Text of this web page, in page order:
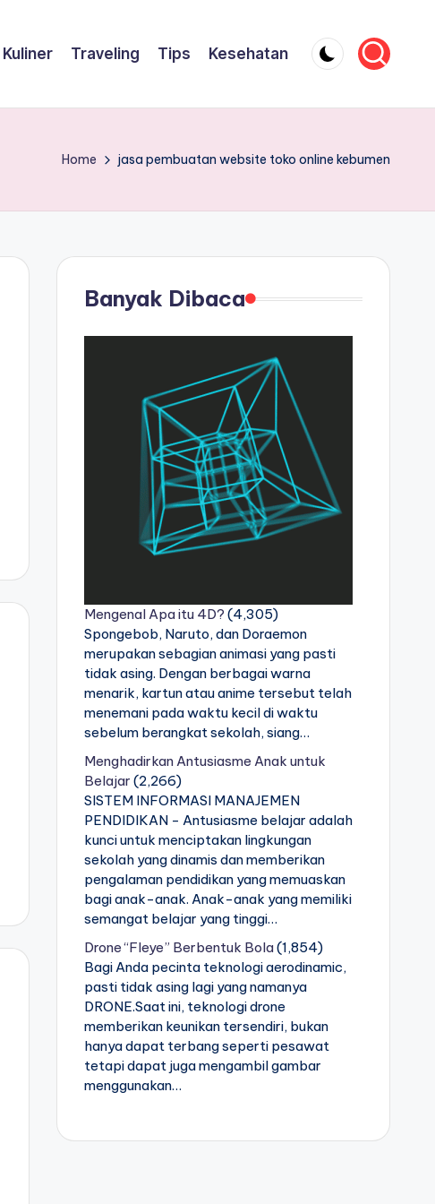
Kuliner Traveling Tips Kesehatan
Home jasa pembuatan website toko online kebumen
Banyak Dibaca
Mengenal Apa itu 4D? (4,305)
Spongebob, Naruto, dan Doraemon
merupakan sebagian animasi yang pasti
tidak asing. Dengan berbagai warna
menarik, kartun atau anime tersebut telah
menemani pada waktu kecil di waktu
sebelum berangkat sekolah, siang…
Menghadirkan Antusiasme Anak untuk
Belajar (2,266)
SISTEM INFORMASI MANAJEMEN
PENDIDIKAN - Antusiasme belajar adalah
kunci untuk menciptakan lingkungan
sekolah yang dinamis dan memberikan
pengalaman pendidikan yang memuaskan
bagi anak-anak. Anak-anak yang memiliki
semangat belajar yang tinggi…
Drone “Fleye” Berbentuk Bola(1,854)
Bagi Anda pecinta teknologi aerodinamic,
pasti tidak asing lagi yang namanya
DRONE.Saat ini, teknologi drone
memberikan keunikan tersendiri, bukan
hanya dapat terbang seperti pesawat
tetapi dapat juga mengambil gambar
menggunakan…